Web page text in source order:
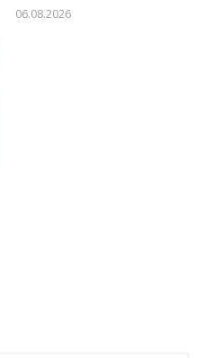
06.08.2026